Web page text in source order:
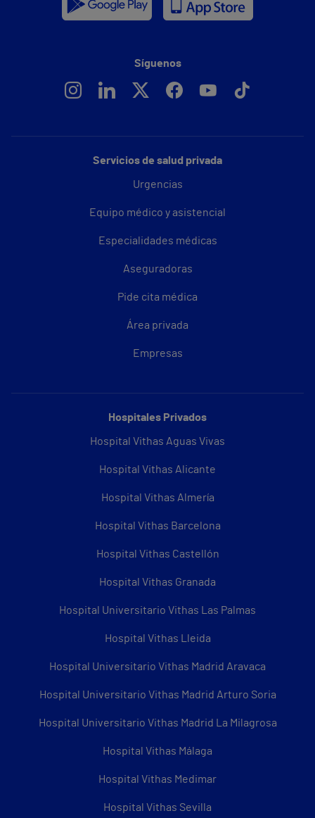
Servicios de salud privada
Urgencias
Equipo médico y asistencial
Especialidades médicas
Aseguradoras
Pide cita médica
Área privada
Empresas
Hospitales Privados
Hospital Vithas Aguas Vivas
Hospital Vithas Alicante
Hospital Vithas Almería
Hospital Vithas Barcelona
Hospital Vithas Castellón
Hospital Vithas Granada
Hospital Universitario Vithas Las Palmas
Hospital Vithas Lleida
Hospital Universitario Vithas Madrid Aravaca
Hospital Universitario Vithas Madrid Arturo Soria
Hospital Universitario Vithas Madrid La Milagrosa
Hospital Vithas Málaga
Hospital Vithas Medimar
Hospital Vithas Sevilla
Síguenos